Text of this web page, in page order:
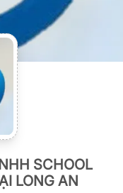
SCHOOL
LONG AN